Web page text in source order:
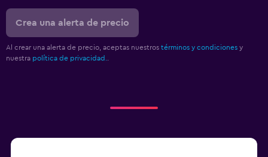
Crea una alerta de precio
Al crear una alerta de precio, aceptas nuestros términos y condiciones y
nuestra política de privacidad.